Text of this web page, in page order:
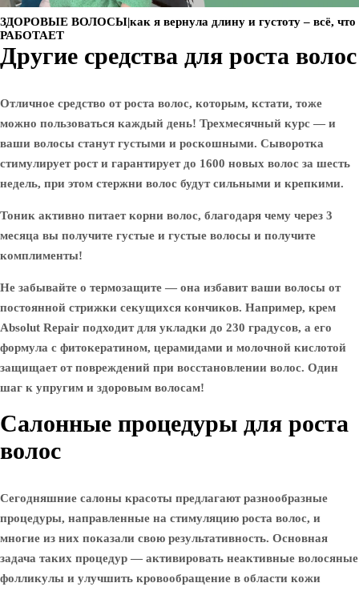
ЗДОРОВЫЕ ВОЛОСЫ|как я вернула длину и густоту – всё, что
РАБОТАЕТ
Другие средства для роста волос
Отличное средство от роста волос, которым, кстати, тоже
можно пользоваться каждый день! Трехмесячный курс — и
ваши волосы станут густыми и роскошными. Сыворотка
стимулирует рост и гарантирует до 1600 новых волос за шесть
недель, при этом стержни волос будут сильными и крепкими.
Тоник активно питает корни волос, благодаря чему через 3
месяца вы получите густые и густые волосы и получите
комплименты!
Не забывайте о термозащите — она ​​избавит ваши волосы от
постоянной стрижки секущихся кончиков. Например, крем
Absolut Repair подходит для укладки до 230 градусов, а его
формула с фитокератином, церамидами и молочной кислотой
защищает от повреждений при восстановлении волос. Один
шаг к упругим и здоровым волосам!
Салонные процедуры для роста
волос
Сегодняшние салоны красоты предлагают разнообразные
процедуры, направленные на стимуляцию роста волос, и
многие из них показали свою результативность. Основная
задача таких процедур — активировать неактивные волосяные
фолликулы и улучшить кровообращение в области кожи